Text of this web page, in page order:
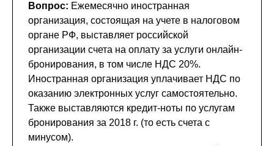
Вопрос: Ежемесячно иностранная
организация, состоящая на учете в налоговом
органе РФ, выставляет российской
организации счета на оплату за услуги онлайн-
бронирования, в том числе НДС 20%.
Иностранная организация уплачивает НДС по
оказанию электронных услуг самостоятельно.
Также выставляются кредит-ноты по услугам
бронирования за 2018 г. (то есть счета с
минусом).